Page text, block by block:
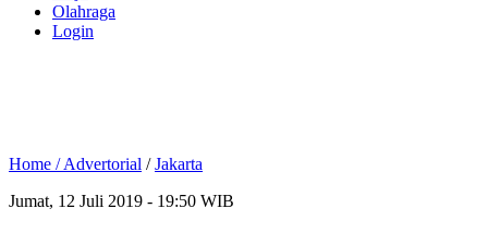
Olahraga
Login
Home /Advertorial /Jakarta
Jumat, 12 Juli 2019 - 19:50 WIB